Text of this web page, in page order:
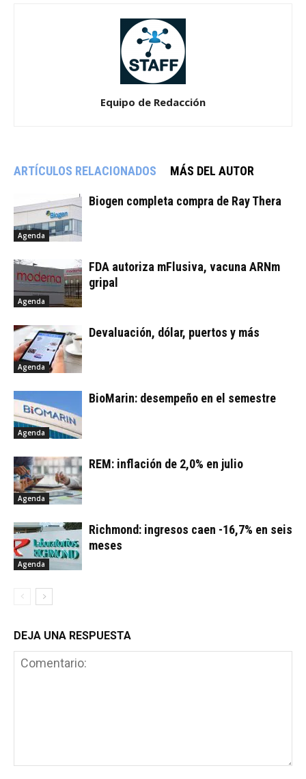
Equipo de Redacción
ARTÍCULOS RELACIONADOS MÁS DEL AUTOR
Agenda
Biogen completa compra de Ray Thera
Agenda
FDA autoriza mFlusiva, vacuna ARNm
gripal
Agenda
Devaluación, dólar, puertos y más
Agenda
BioMarin: desempeño en el semestre
Agenda
REM: inflación de 2,0% en julio
Agenda
Richmond: ingresos caen -16,7% en seis
meses
DEJA UNA RESPUESTA